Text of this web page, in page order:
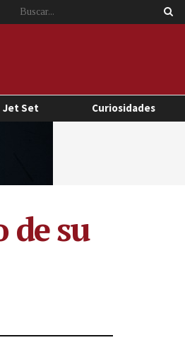
Jet Set Curiosidades
de su